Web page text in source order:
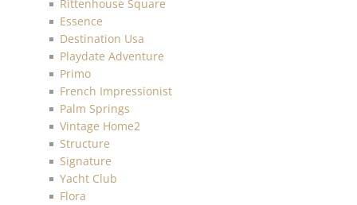
Rittenhouse Square
Essence
Destination Usa
Playdate Adventure
Primo
French Impressionist
Palm Springs
Vintage Home2
Structure
Signature
Yacht Club
Flora